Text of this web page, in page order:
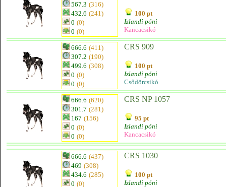
567.3 (316)
432.6 (241)
0 (0)
0 (0)
100 pt
Izlandi póni
Kancacsikó
666.6 (411)
307.2 (190)
499.6 (308)
0 (0)
0 (0)
CRS 909
100 pt
Izlandi póni
Csődörcsikó
666.6 (620)
301.7 (281)
167 (156)
0 (0)
0 (0)
CRS NP 1057
95 pt
Izlandi póni
Kancacsikó
666.6 (437)
469 (308)
434.6 (285)
0 (0)
CRS 1030
100 pt
Izlandi póni